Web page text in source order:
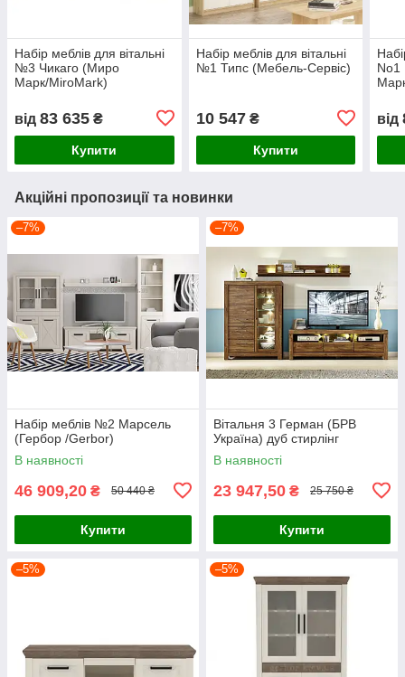
Набір меблів для вітальні
№3 Чикаго (Миро
Марк/MiroMark)
від 83 635 ₴
Купити
Набір меблів для вітальні
№1 Типс (Мебель-Сервіс)
10 547₴
Купити
No1
від
Акційні пропозиції та новинки
–7%
Набір меблів №2 Марсель
(Гербор /Gerbor)
В наявності
46 909,20 ₴ 50 440 ₴
Купити
–7%
Вітальня 3 Герман (БРВ
Україна) дуб стирлінг
В наявності
23 947,50 ₴ 25 750 ₴
Купити
–5% –5%